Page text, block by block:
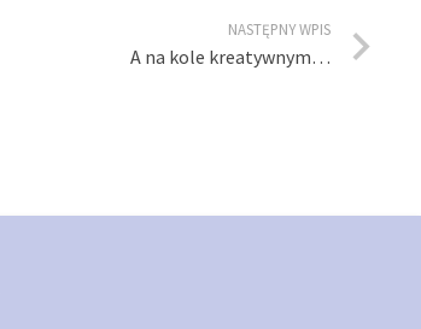
NASTĘPNY WPIS
A na kole kreatywnym…